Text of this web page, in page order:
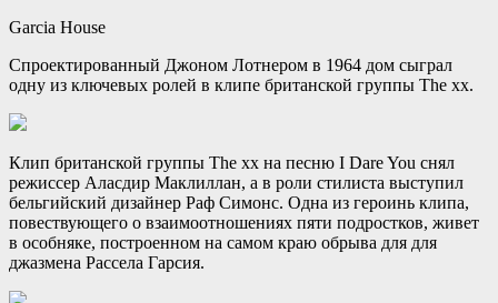
Garcia House
Спроектированный Джоном Лотнером в 1964 дом сыграл
одну из ключевых ролей в клипе британской группы The хх.
Клип британской группы The xx на песню I Dare You снял
режиссер Аласдир Маклиллан, а в роли стилиста выступил
бельгийский дизайнер Раф Симонс. Одна из героинь клипа,
повествующего о взаимоотношениях пяти подростков, живет
в особняке, построенном на самом краю обрыва для для
джазмена Рассела Гарсия.